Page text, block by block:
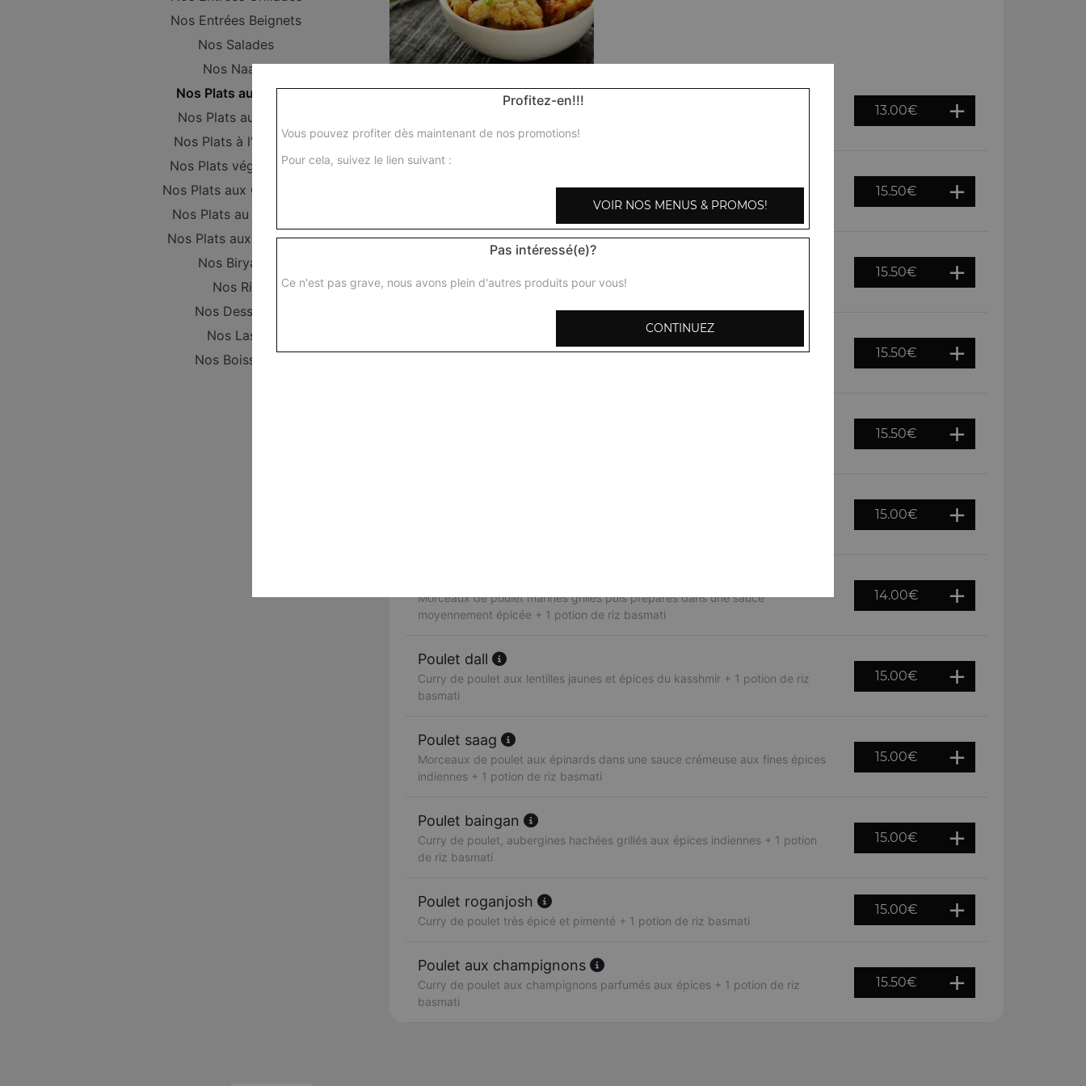
Nos Entrées Beignets
Nos Salades
Nos Naans
Nos Plats au Poulet
Nos Plats au Boeuf
Nos Plats à l'Agneau
Nos Plats végétariens
Nos Plats aux Crevettes
Nos Plats au Poisson
Nos Plats aux Gambas
Nos Biryanis
Nos Riz
Nos Desserts
Nos Lassi
Nos Boissons
Poulet curry
aromatisés au gingembre et à l'ail + 1 potion de riz basmati
13.00€
fraiche, épices + 1 potion de riz basmati
15.50€
Poulet karai
poivrons verts, gingembre, coriandre, épices + 1 potion de riz basmati
15.50€
Morceaux de poulet désossés marinés et cuits au four tandoor puis servis
15.50€
15.50€
15.00€
Morceaux de poulet marinés grillés puis préparés dans une sauce
moyennement épicée + 1 potion de riz basmati
14.00€
Poulet dall
Curry de poulet aux lentilles jaunes et épices du kasshmir + 1 potion de riz
basmati
15.00€
Poulet saag
Morceaux de poulet aux épinards dans une sauce crémeuse aux fines épices
indiennes + 1 potion de riz basmati
15.00€
Poulet baingan
Curry de poulet, aubergines hachées grillés aux épices indiennes + 1 potion
de riz basmati
15.00€
Poulet roganjosh
Curry de poulet très épicé et pimenté + 1 potion de riz basmati
15.00€
Poulet aux champignons
Curry de poulet aux champignons parfumés aux épices + 1 potion de riz
basmati
15.50€
Profitez-en!!!
Vous pouvez profiter dès maintenant de nos promotions!
Pour cela, suivez le lien suivant :
VOIR NOS MENUS & PROMOS!
Pas intéressé(e)?
Ce n'est pas grave, nous avons plein d'autres produits pour vous!
CONTINUEZ